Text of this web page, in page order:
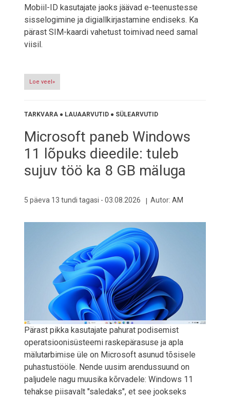
Mobiil-ID kasutajate jaoks jäävad e-teenustesse
sisselogimine ja digiallkirjastamine endiseks. Ka
pärast SIM-kaardi vahetust toimivad need samal
viisil.
Loe veel»
TARKVARA ● LAUAARVUTID ● SÜLEARVUTID
Microsoft paneb Windows
11 lõpuks dieedile: tuleb
sujuv töö ka 8 GB mäluga
5 päeva 13 tundi tagasi - 03.08.2026 Autor: AM
Pärast pikka kasutajate pahurat podisemist
operatsioonisüsteemi raskepärasuse ja apla
mälutarbimise üle on Microsoft asunud tõsisele
puhastustööle. Nende uusim arendussuund on
paljudele nagu muusika kõrvadele: Windows 11
tehakse piisavalt "saledaks", et see jookseks